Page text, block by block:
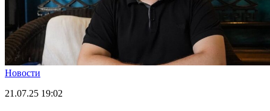
Новости
21.07.25 19:02